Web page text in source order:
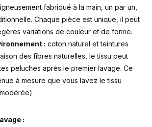
fabriqué à la main, un par un,
Chaque pièce est unique, il peut
variations de couleur et de forme.
: coton naturel et teintures
des fibres naturelles, le tissu peut
peluches après le premier lavage. Ce
à mesure que vous lavez le tissu
: